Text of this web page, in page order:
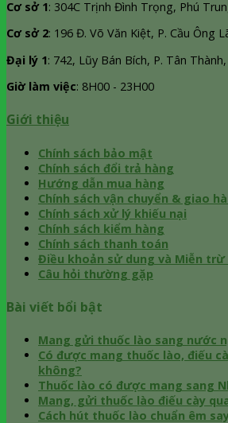
Cơ sở 1: 304C Trịnh Đình Trọng, Phú
Cơ sở 2: 196 Đ. Võ Văn Kiệt, P. Cầu Ông
Đại lý 1: 742, Lũy Bán Bích, P. Tân
Giờ làm việc: 8H00 - 23H00
Giới thiệu
Chính sách bảo mật
Chính sách đổi trả hàng
Hướng dẫn mua hàng
Chính sách vận chuyển & giao
Chính sách xử lý khiếu nại
Chính sách kiểm hàng
Chính sách thanh toán
Điều khoản sử dung và Miễn
Câu hỏi thường gặp
Bài viết bổi bật
Mang gửi thuốc lào sang nước
Có được mang thuốc lào, điếu
không?
Thuốc lào có được mang sang
Mang, gửi thuốc lào điếu cày
Cách hút thuốc lào chuẩn êm